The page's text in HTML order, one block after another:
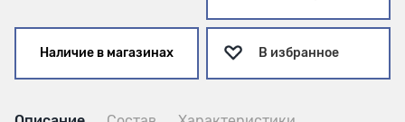
Наличие в магазинах В избранное